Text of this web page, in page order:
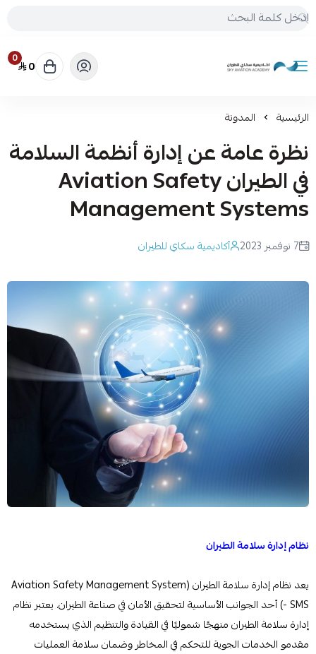
أكاديمية سكاي للطيران
0 0
الرئيسية المدونة
نظرة عامة عن إدارة أنظمة السلامة
في الطيران Aviation Safety
Management Systems
7 نوفمبر 2023 أكاديمية سكاي للطيران
نظام إدارة سلامة الطيران
يعد نظام إدارة سلامة الطيران (Aviation Safety Management System
- SMS) أحد الجوانب الأساسية لتحقيق الأمان في صناعة الطيران. يعتبر نظام
إدارة سلامة الطيران منهجًا شموليًا في القيادة والتنظيم الذي يستخدمه
مقدمو الخدمات الجوية للتحكم في المخاطر وضمان سلامة العمليات